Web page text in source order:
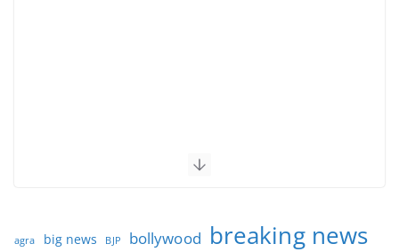
agra big news BJP bollywood breaking news